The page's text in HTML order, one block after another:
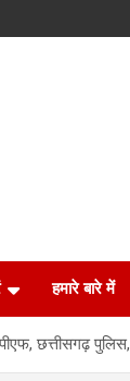
हमारे बारे में
छत्तीसगढ़